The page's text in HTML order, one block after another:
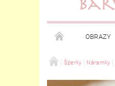
OBRAZY
Šperky Náramky